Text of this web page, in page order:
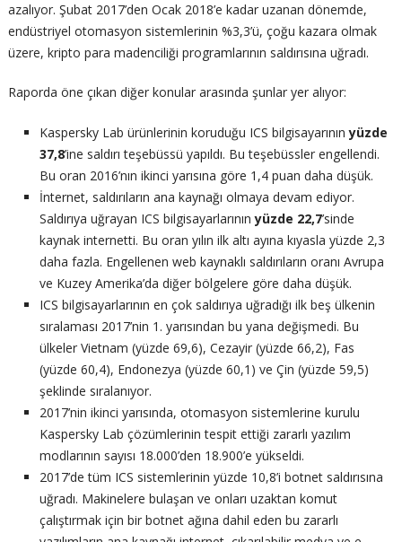
azalıyor. Şubat 2017’den Ocak 2018’e kadar uzanan dönemde,
endüstriyel otomasyon sistemlerinin %3,3’ü, çoğu kazara olmak
üzere, kripto para madenciliği programlarının saldırısına uğradı.
Raporda öne çıkan diğer konular arasında şunlar yer alıyor:
Kaspersky Lab ürünlerinin koruduğu ICS bilgisayarınınyüzde
37,8’ine saldırı teşebüssü yapıldı. Bu teşebüssler engellendi.
Bu oran 2016’nın ikinci yarısına göre 1,4 puan daha düşük.
İnternet, saldırıların ana kaynağı olmaya devam ediyor.
Saldırıya uğrayan ICS bilgisayarlarınınyüzde 22,7’sinde
kaynak internetti. Bu oran yılın ilk altı ayına kıyasla yüzde 2,3
daha fazla. Engellenen web kaynaklı saldırıların oranı Avrupa
ve Kuzey Amerika’da diğer bölgelere göre daha düşük.
ICS bilgisayarlarının en çok saldırıya uğradığı ilk beş ülkenin
sıralaması 2017’nin 1. yarısından bu yana değişmedi. Bu
ülkeler Vietnam (yüzde 69,6), Cezayir (yüzde 66,2), Fas
(yüzde 60,4), Endonezya (yüzde 60,1) ve Çin (yüzde 59,5)
şeklinde sıralanıyor.
2017’nin ikinci yarısında, otomasyon sistemlerine kurulu
Kaspersky Lab çözümlerinin tespit ettiği zararlı yazılım
modlarının sayısı 18.000’den 18.900’e yükseldi.
2017’de tüm ICS sistemlerinin yüzde 10,8’i botnet saldırısına
uğradı. Makinelere bulaşan ve onları uzaktan komut
çalıştırmak için bir botnet ağına dahil eden bu zararlı